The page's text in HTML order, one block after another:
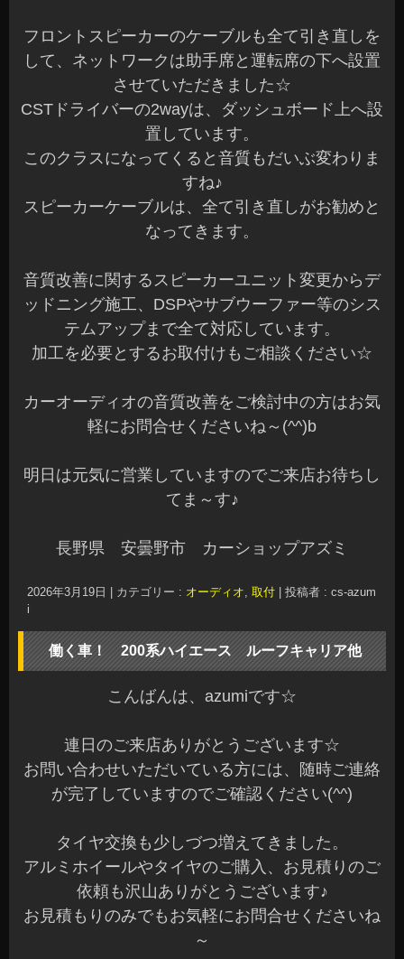
フロントスピーカーのケーブルも全て引き直しを
して、ネットワークは助手席と運転席の下へ設置
させていただきました☆
CSTドライバーの2wayは、ダッシュボード上へ設
置しています。
このクラスになってくると音質もだいぶ変わりま
すね♪
スピーカーケーブルは、全て引き直しがお勧めと
なってきます。
音質改善に関するスピーカーユニット変更からデ
ッドニング施工、DSPやサブウーファー等のシス
テムアップまで全て対応しています。
加工を必要とするお取付けもご相談ください☆
カーオーディオの音質改善をご検討中の方はお気
軽にお問合せくださいね～(^^)b
明日は元気に営業していますのでご来店お待ちし
てま～す♪
長野県 安曇野市 カーショップアズミ
2026年3月19日 カテゴリー : オーディオ, 取付
投稿者 : cs-azum
i
働く車！ 200系ハイエース ルーフキャリア他
こんばんは、azumiです☆
連日のご来店ありがとうございます☆
お問い合わせいただいている方には、随時ご連絡
が完了していますのでご確認ください(^^)
タイヤ交換も少しづつ増えてきました。
アルミホイールやタイヤのご購入、お見積りのご
依頼も沢山ありがとうございます♪
お見積もりのみでもお気軽にお問合せくださいね
～